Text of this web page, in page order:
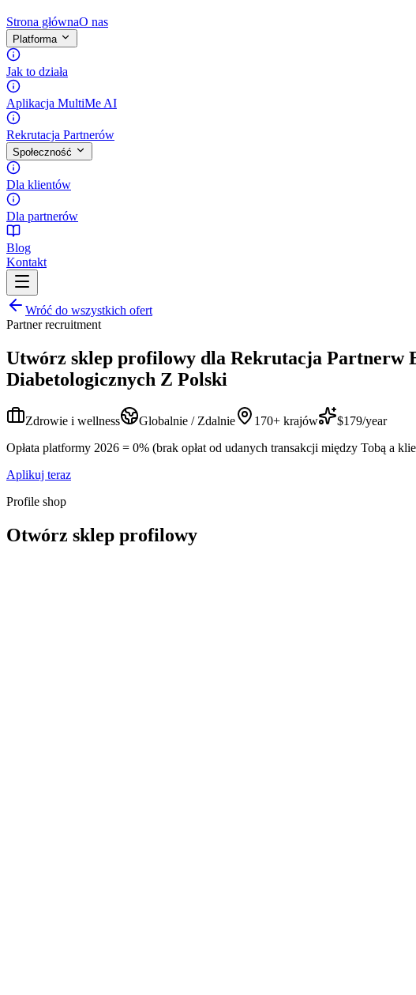
Strona głównaO nas
Platforma
Jak to działa
Aplikacja MultiMe AI
Rekrutacja Partnerów
Społeczność
Dla klientów
Dla partnerów
Blog
Kontakt
Wróć do wszystkich ofert
Partner recruitment
Utwórz sklep profilowy dla Rekrutacja Partnerw
Diabetologicznych Z Polski
Zdrowie i wellness Globalnie / Zdalnie 170+ krajów
$179/year
Opłata platformy 2026 = 0% (brak opłat od udanych transakcji między Tobą a
Aplikuj teraz
Profile shop
Otwórz sklep profilowy